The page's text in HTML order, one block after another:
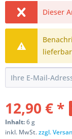
Dieser
12,90 € *
Inhalt:6 g
inkl. MwSt.zzgl.